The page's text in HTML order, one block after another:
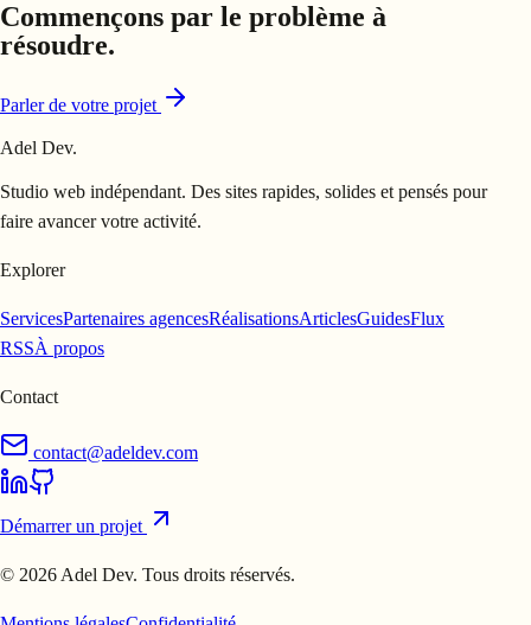
Commençons par le problème à
résoudre.
Parler de votre projet
Adel Dev.
Studio web indépendant. Des sites rapides, solides et pensés pour
faire avancer votre activité.
Explorer
ServicesPartenaires agencesRéalisationsArticlesGuidesFlux
RSSÀ propos
Contact
contact@adeldev.com
Démarrer un projet
© 2026 Adel Dev. Tous droits réservés.